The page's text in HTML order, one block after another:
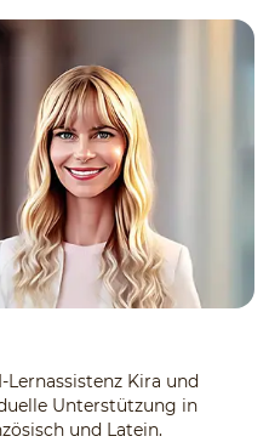
Lernassistenz Kira und
Unterstützung in
und Latein.